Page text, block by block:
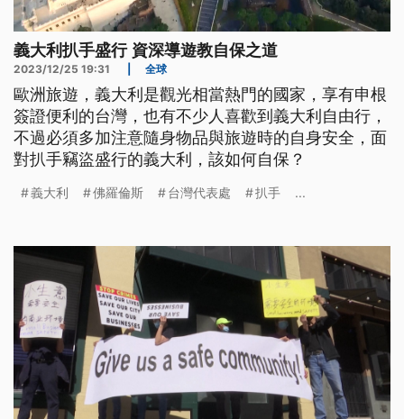
義大利扒手盛行 資深導遊教自保之道
2023/12/25 19:31 全球
歐洲旅遊，義大利是觀光相當熱門的國家，享有申根
簽證便利的台灣，也有不少人喜歡到義大利自由行，
不過必須多加注意隨身物品與旅遊時的自身安全，面
對扒手竊盜盛行的義大利，該如何自保？
義大利 佛羅倫斯 台灣代表處 扒手 ...